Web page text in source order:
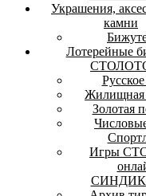
Украшения,
камни
Лотерейные
Жилищная
Золотая
Игры